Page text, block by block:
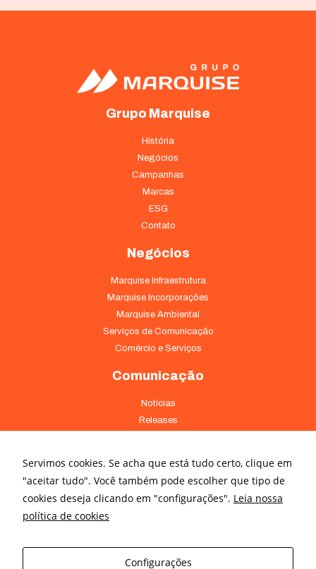
Grupo Marquise
História
Negócios
Campanhas
Marcas
ESG
Contato
Negócios
Marquise Infraestrutura
Marquise Incorporações
Marquise Ambiental
Serviços de Comunicação
Comércio e Serviços
Comunicação
Notícias
Releases
Onde Estamos
(85) 4008-3322 ou 4008-3333
Av Brigadeiro Faria Lima, 3015 – conj. 41 - Jardim Paulistano São
Paulo - SP 01452-000 - (11) 3166-5500
Servimos cookies. Se acha que está tudo certo, clique em
"aceitar tudo". Você também pode escolher que tipo de
cookies deseja clicando em "configurações". Leia nossa
política de cookies
Configurações